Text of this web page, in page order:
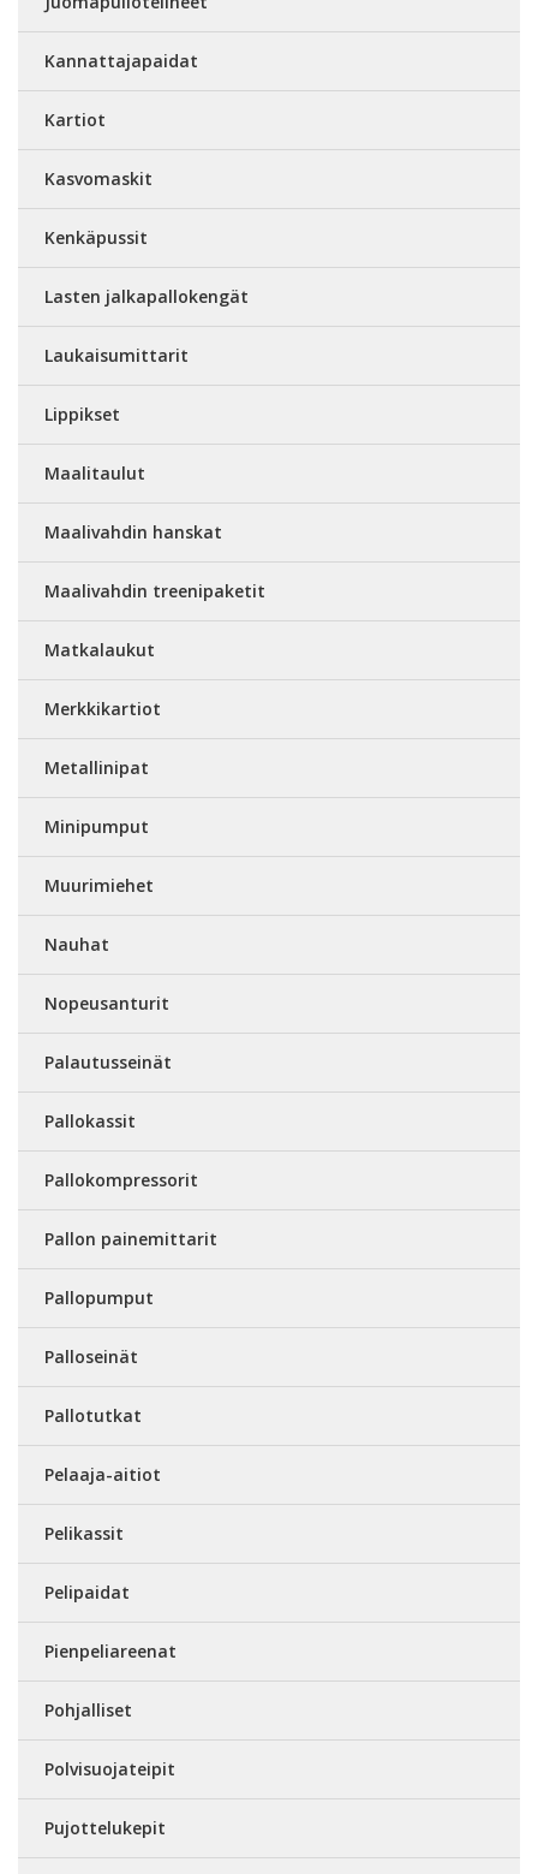
Kannattajapaidat
Kartiot
Kasvomaskit
Kenkäpussit
Lasten jalkapallokengät
Laukaisumittarit
Lippikset
Maalitaulut
Maalivahdin hanskat
Maalivahdin treenipaketit
Matkalaukut
Merkkikartiot
Metallinipat
Minipumput
Muurimiehet
Nauhat
Nopeusanturit
Palautusseinät
Pallokassit
Pallokompressorit
Pallon painemittarit
Pallopumput
Palloseinät
Pallotutkat
Pelaaja-aitiot
Pelikassit
Pelipaidat
Pienpeliareenat
Pohjalliset
Polvisuojateipit
Pujottelukepit